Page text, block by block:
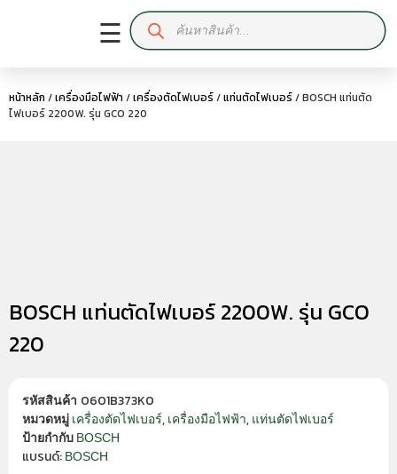
☰
หน้าหลัก /เครื่องมือไฟฟ้า /เครื่องตัดไฟเบอร์/แท่นตัดไฟเบอร์/ BOSCH แท่นตัด
ไฟเบอร์ 2200W. รุ่น GCO 220
BOSCH แท่นตัดไฟเบอร์ 2200W. รุ่น GCO
220
รหัสสินค้า 0601B373K0
หมวดหมู่ เครื่องตัดไฟเบอร์, เครื่องมือไฟฟ้า, แท่นตัดไฟเบอร์
ป้ายกำกับ BOSCH
แบรนด์: BOSCH